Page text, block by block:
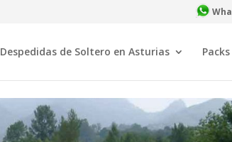
Despedidas de Soltero en Asturias Packs